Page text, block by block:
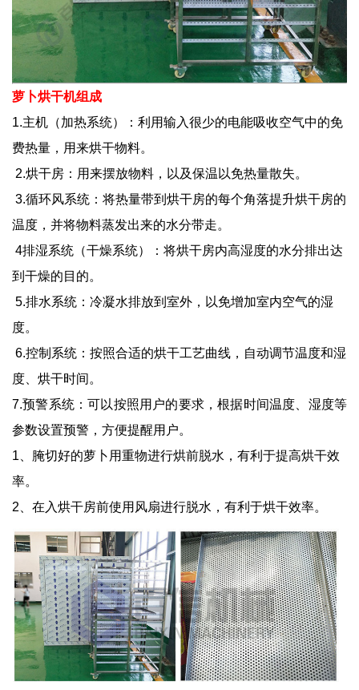
萝卜烘干机组成
1.主机（加热系统）：利用输入很少的电能吸收空气中的免
费热量，用来烘干物料。
2.烘干房：用来摆放物料，以及保温以免热量散失。
3.循环风系统：将热量带到烘干房的每个角落提升烘干房的
温度，并将物料蒸发出来的水分带走。
4排湿系统（干燥系统）：将烘干房内高湿度的水分排出达
到干燥的目的。
5.排水系统：冷凝水排放到室外，以免增加室内空气的湿
度。
6.控制系统：按照合适的烘干工艺曲线，自动调节温度和湿
度、烘干时间。
7.预警系统：可以按照用户的要求，根据时间温度、湿度等
参数设置预警，方便提醒用户。
1、腌切好的萝卜用重物进行烘前脱水，有利于提高烘干效
率。
2、在入烘干房前使用风扇进行脱水，有利于烘干效率。